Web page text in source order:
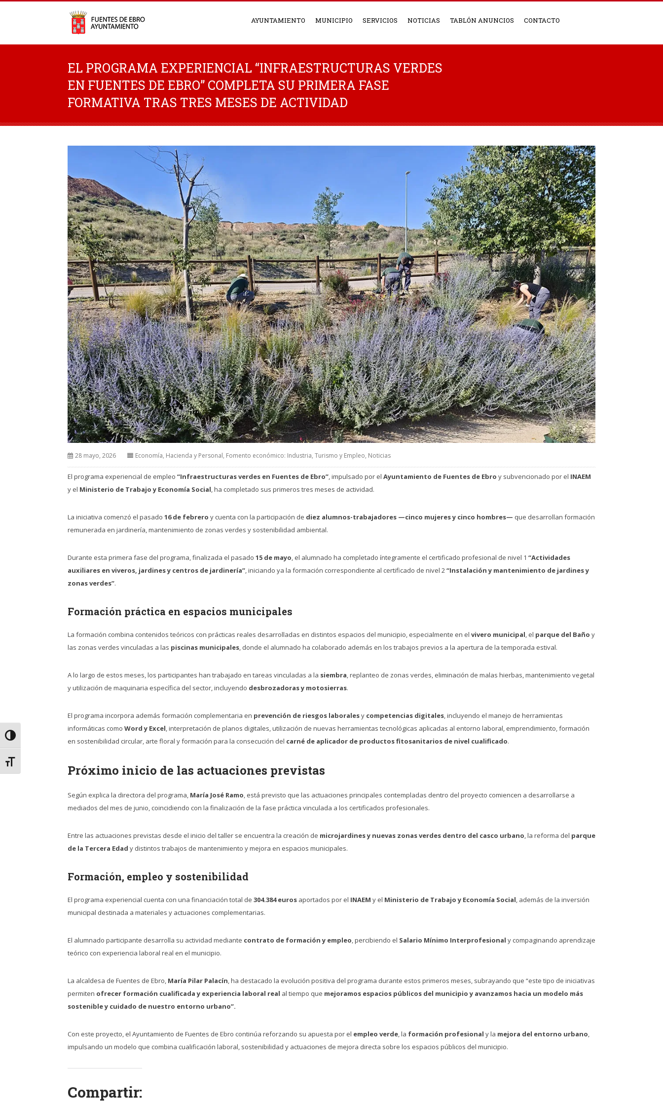
Alternar alto contraste
Alternar tamaño de letra
AYUNTAMIENTO MUNICIPIO SERVICIOS NOTICIAS TABLÓN ANUNCIOS CONTACTO
EL PROGRAMA EXPERIENCIAL “INFRAESTRUCTURAS VERDES
EN FUENTES DE EBRO” COMPLETA SU PRIMERA FASE
FORMATIVA TRAS TRES MESES DE ACTIVIDAD
28 mayo, 2026 Economía, Hacienda y Personal, Fomento económico: Industria, Turismo y Empleo, Noticias
El programa experiencial de empleo “Infraestructuras verdes en Fuentes de Ebro”, impulsado por el Ayuntamiento de Fuentes de Ebro y subvencionado por el INAEM
y el Ministerio de Trabajo y Economía Social, ha completado sus primeros tres meses de actividad.
La iniciativa comenzó el pasado 16 de febrero y cuenta con la participación de diez alumnos-trabajadores —cinco mujeres y cinco hombres— que desarrollan formación
remunerada en jardinería, mantenimiento de zonas verdes y sostenibilidad ambiental.
Durante esta primera fase del programa, finalizada el pasado 15 de mayo, el alumnado ha completado íntegramente el certificado profesional de nivel 1 “Actividades
auxiliares en viveros, jardines y centros de jardinería”, iniciando ya la formación correspondiente al certificado de nivel 2“Instalación y mantenimiento de jardines y
zonas verdes”.
Formación práctica en espacios municipales
La formación combina contenidos teóricos con prácticas reales desarrolladas en distintos espacios del municipio, especialmente en el vivero municipal, el parque del Baño y
las zonas verdes vinculadas a las piscinas municipales, donde el alumnado ha colaborado además en los trabajos previos a la apertura de la temporada estival.
A lo largo de estos meses, los participantes han trabajado en tareas vinculadas a la siembra, replanteo de zonas verdes, eliminación de malas hierbas, mantenimiento vegetal
y utilización de maquinaria específica del sector, incluyendo desbrozadoras y motosierras.
El programa incorpora además formación complementaria en prevención de riesgos laboralesy competencias digitales, incluyendo el manejo de herramientas
informáticas como Word y Excel, interpretación de planos digitales, utilización de nuevas herramientas tecnológicas aplicadas al entorno laboral, emprendimiento, formación
en sostenibilidad circular, arte floral y formación para la consecución del carné de aplicador de productos fitosanitarios de nivel cualificado.
Próximo inicio de las actuaciones previstas
Según explica la directora del programa, María José Ramo, está previsto que las actuaciones principales contempladas dentro del proyecto comiencen a desarrollarse a
mediados del mes de junio, coincidiendo con la finalización de la fase práctica vinculada a los certificados profesionales.
Entre las actuaciones previstas desde el inicio del taller se encuentra la creación de microjardines y nuevas zonas verdes dentro del casco urbano, la reforma del parque
de la Tercera Edad y distintos trabajos de mantenimiento y mejora en espacios municipales.
Formación, empleo y sostenibilidad
El programa experiencial cuenta con una financiación total de 304.384 euros aportados por el INAEM y el Ministerio de Trabajo y Economía Social, además de la inversión
municipal destinada a materiales y actuaciones complementarias.
El alumnado participante desarrolla su actividad mediante contrato de formación y empleo, percibiendo el Salario Mínimo Interprofesional y compaginando aprendizaje
teórico con experiencia laboral real en el municipio.
La alcaldesa de Fuentes de Ebro, María Pilar Palacín, ha destacado la evolución positiva del programa durante estos primeros meses, subrayando que “este tipo de iniciativas
permiten ofrecer formación cualificada y experiencia laboral real al tiempo que mejoramos espacios públicos del municipio y avanzamos hacia un modelo más
sostenible y cuidado de nuestro entorno urbano”.
Con este proyecto, el Ayuntamiento de Fuentes de Ebro continúa reforzando su apuesta por el empleo verde, la formación profesional y la mejora del entorno urbano,
impulsando un modelo que combina cualificación laboral, sostenibilidad y actuaciones de mejora directa sobre los espacios públicos del municipio.
Compartir: